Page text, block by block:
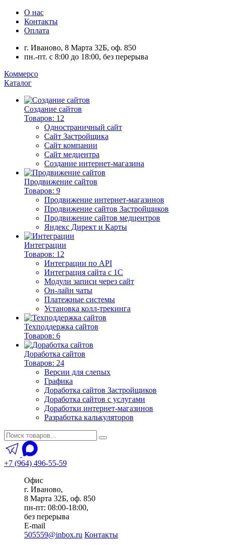
О нас
Контакты
Оплата
г. Иваново, 8 Марта 32Б, оф. 850
пн.-пт. с 8:00 до 18:00, без перерыва
Коммерсо
Каталог
Создание сайтов
Товаров: 12
Одностраничный сайт
Сайт Застройщика
Сайт компании
Сайт медцентра
Создание интернет-магазина
Продвижение сайтов
Товаров: 9
Продвижение интернет-магазинов
Продвижение сайтов Застройщиков
Продвижение сайтов медцентров
Яндекс Директ и Карты
Интеграции
Товаров: 12
Интеграции по API
Интеграция сайта с 1С
Модули записи через сайт
Он-лайн чаты
Платежные системы
Установка колл-трекинга
Техподдержка сайтов
Товаров: 6
Доработка сайтов
Товаров: 24
Версии для слепых
Графика
Доработка сайтов Застройщиков
Доработка сайтов с услугами
Доработки интернет-магазинов
Разработка калькуляторов
+7 (964) 496-55-59
Офис
г. Иваново,
8 Марта 32Б, оф. 850
пн-пт: 08:00-18:00,
без перерыва
E-mail
505559@inbox.ru Контакты